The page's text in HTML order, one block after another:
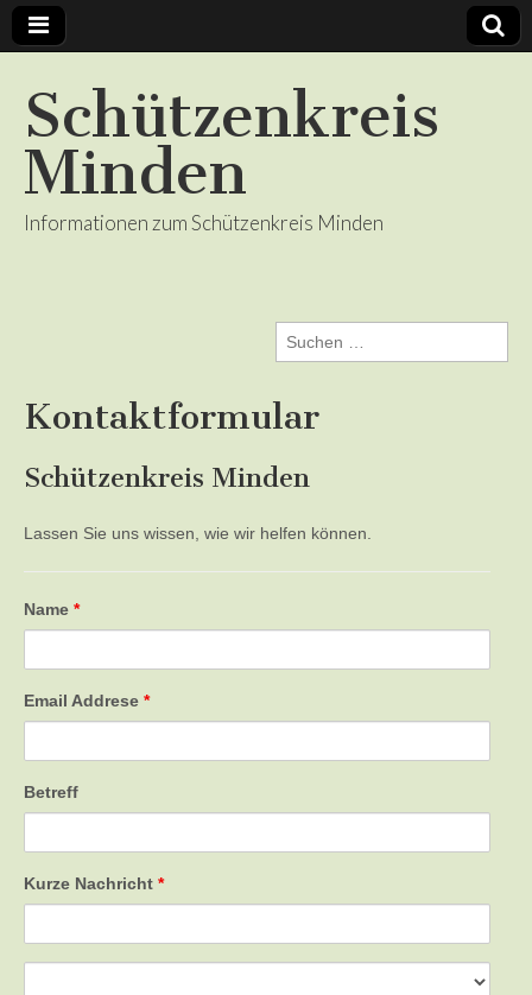
Schützenkreis
Minden
Informationen zum Schützenkreis Minden
Suchen
nach:
Kontaktformular
Schützenkreis Minden
Lassen Sie uns wissen, wie wir helfen können.
Name *
Email Addrese *
Betreff
Kurze Nachricht *